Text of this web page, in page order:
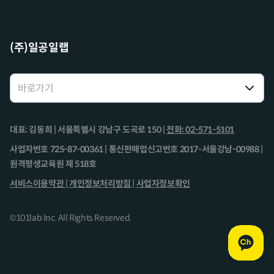
(주)일공일랩
대표: 김동희 | 서울특별시 강남구 도곡로 150 | 전화: 02-571-5101
사업자번호 725-87-00361 | 통신판매업신고번호 2017-서울강남-00988 |
원격평생교육원 제 518호
서비스이용약관 | 개인정보처리방침 | 사업자정보확인
©101lab Inc. All Rights Reserved.